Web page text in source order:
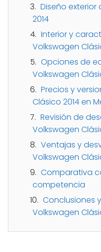
Diseño exterior
2014
Interior y
Volkswagen
Opciones de
Volkswagen
Precios y
Clásico 2014 en
Revisión de
Volkswagen
Ventajas y
Volkswagen
Comparativa
competencia
Conclusiones
Volkswagen